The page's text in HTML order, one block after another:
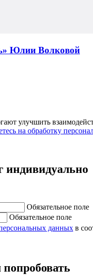
Юлии Волковой
улучшить
на обработку
индивидуально
Обязательное поле
Обязательное поле
данных в